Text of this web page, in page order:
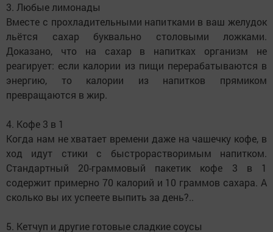
3. Любые лимонады
Вместе с прохладительными напитками в ваш желудок
льётся сахар буквально столовыми ложками.
Доказано, что на сахар в напитках организм не
реагирует: если калории из пищи перерабатываются в
энергию, то калории из напитков прямиком
превращаются в жир.
4. Кофе 3 в 1
Когда нам не хватает времени даже на чашечку кофе, в
ход идут стики с быстрорастворимым напитком.
Стандартный 20-граммовый пакетик кофе 3 в 1
содержит примерно 70 калорий и 10 граммов сахара. А
сколько вы их успеете выпить за день?..
5. Кетчуп и другие готовые сладкие соусы